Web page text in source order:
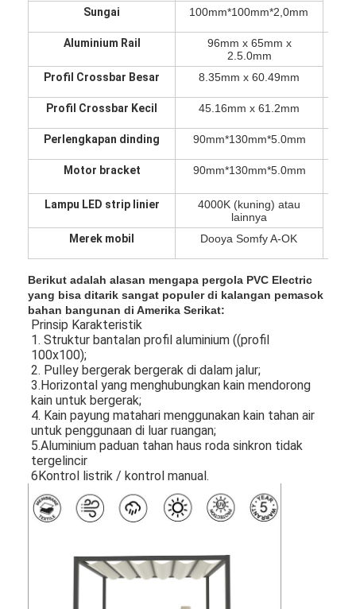
Rumah
Produk
Sungai 100mm*100mm*2,0mm
Aluminium Rail
96mm x 65mm x
2.5.0mm
Profil Crossbar Besar 8.35mm x 60.49mm
Profil Crossbar Kecil 45.16mm x 61.2mm
Perlengkapan dinding 90mm*130mm*5.0mm
Motor bracket 90mm*130mm*5.0mm
Lampu LED strip linier
4000K (kuning) atau
lainnya
Merek mobil
Dooya Somfy A-OK
Berikut adalah alasan mengapa pergola PVC Electric
yang bisa ditarik sangat populer di kalangan pemasok
bahan bangunan di Amerika Serikat:
Prinsip Karakteristik
1. Struktur bantalan profil aluminium ((profil
100x100);
2. Pulley bergerak bergerak di dalam jalur;
3.Horizontal yang menghubungkan kain mendorong
kain untuk bergerak;
4. Kain payung matahari menggunakan kain tahan air
untuk penggunaan di luar ruangan;
5.Aluminium paduan tahan haus roda sinkron tidak
tergelincir
6Kontrol listrik / kontrol manual.